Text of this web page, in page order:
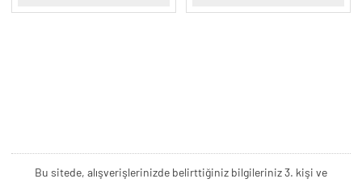
Bu sitede, alışverişlerinizde belirttiğiniz bilgileriniz 3. kişi ve